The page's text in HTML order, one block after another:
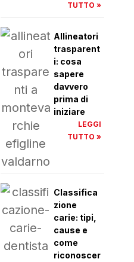
TUTTO »
Allineatori
trasparent
i: cosa
sapere
davvero
prima di
iniziare
LEGGI
TUTTO »
Classifica
zione
carie: tipi,
cause e
come
riconoscer